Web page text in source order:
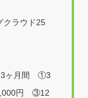
クラウド25
3ヶ月間 ①3
円 ③12